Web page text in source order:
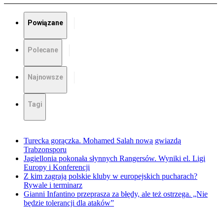
Powiązane
Polecane
Najnowsze
Tagi
Turecka gorączka. Mohamed Salah nową gwiazdą
Trabzonsporu
Jagiellonia pokonała słynnych Rangersów. Wyniki el. Ligi
Europy i Konferencji
Z kim zagrają polskie kluby w europejskich pucharach?
Rywale i terminarz
Gianni Infantino przeprasza za błędy, ale też ostrzega. „Nie
będzie tolerancji dla ataków”